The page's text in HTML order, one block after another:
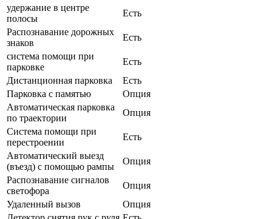
удержание в центре
полосы
Есть
Распознавание дорожных
знаков
Есть
система помощи при
парковке
Есть
Дистанционная парковка
Есть
Парковка с памятью
Опция
Автоматическая парковка
по траектории
Опция
Система помощи при
перестроении
Есть
Автоматический выезд
(въезд) с помощью рампы
Опция
Распознавание сигналов
светофора
Опция
Удаленный вызов
Опция